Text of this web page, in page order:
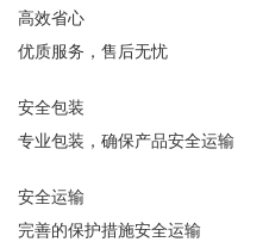
高效省心
优质服务，售后无忧
安全包装
专业包装，确保产品安全运输
安全运输
完善的保护措施安全运输